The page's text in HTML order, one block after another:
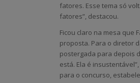
fatores. Esse tema só
fatores”, destacou.
Ficou claro na mesa que
proposta. Para o diretor
postergada para depois
está. Ela é
para o concurso,